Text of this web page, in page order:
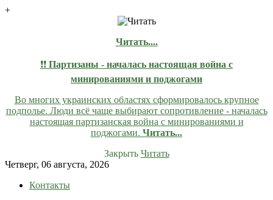
+
Читать....
❗❗ Партизаны - началась настоящая война с
минированиями и поджогами
Во многих украинских областях сформировалось крупное
подполье. Люди всё чаще выбирают сопротивление - началась
настоящая партизанская война с минированиями и
поджогами. Читать...
Закрыть Читать
Skip
content
Четверг, 06 августа, 2026
Контакты